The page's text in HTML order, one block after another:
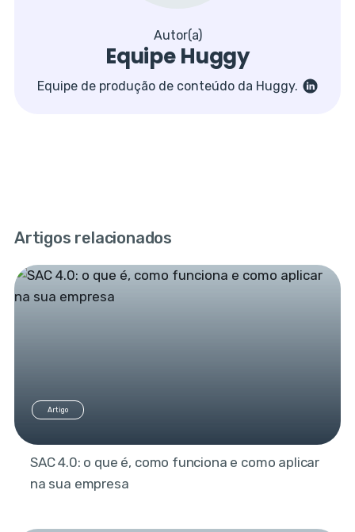
Autor(a)
Equipe Huggy
Equipe de produção de conteúdo da Huggy.
Artigos relacionados
Artigo
SAC 4.0: o que é, como funciona e como aplicar
na sua empresa